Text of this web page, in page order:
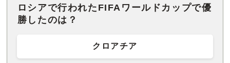
ロシアで行われたFIFAワールドカップで優
勝したのは？
クロアチア